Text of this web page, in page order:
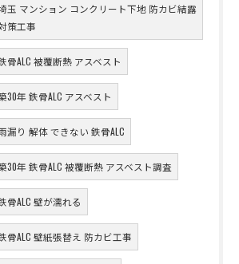
玉 マンション コンクリート下地 防カビ結露
策工事
骨ALC 被覆断熱 アスベスト
30年 鉄骨ALC アスベスト
漏り 解体 できない 鉄骨ALC
30年 鉄骨ALC 被覆断熱 アスベスト調査
骨ALC 壁が濡れる
骨ALC 壁紙張替え 防カビ工事